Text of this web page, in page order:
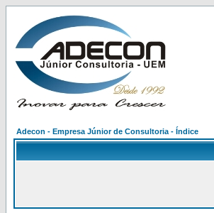
Adecon - Empresa Júnior de Consultoria - Índice